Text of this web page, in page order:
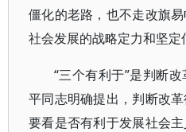
僵化的老路，也不走改旗
社会发展的战略定力和坚定
“三个有利于”是判断
平同志明确提出，判断改
要看是否有利于发展社会